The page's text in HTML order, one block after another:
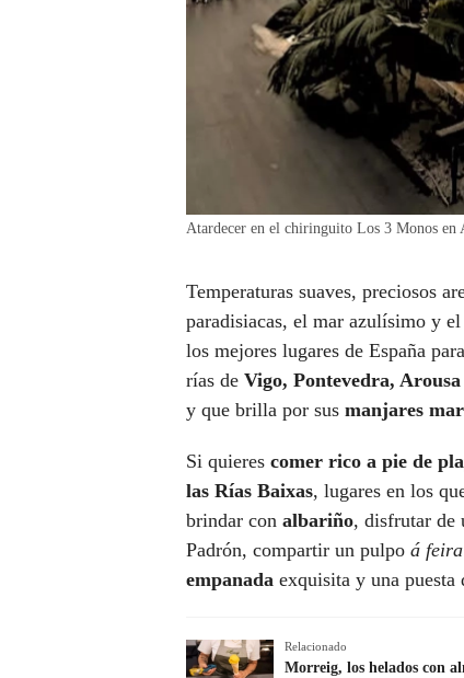
Atardecer en el chiringuito Los 3 Monos en
Temperaturas suaves, preciosos
paradisiacas, el mar azulísimo y
los mejores lugares de España
rías de Vigo, Pontevedra,
y que brilla por sus manjares
Si quieres comer rico a pie de
las Rías Baixas, lugares en los
brindar con albariño, disfrutar de
Padrón, compartir un pulpo á feira
empanada exquisita y una
Relacionado
Morreig, los helados con